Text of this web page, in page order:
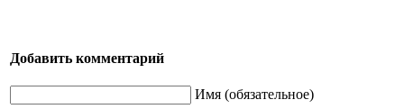
Добавить комментарий
Имя (обязательное)